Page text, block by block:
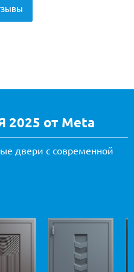
от Meta
двери с современной